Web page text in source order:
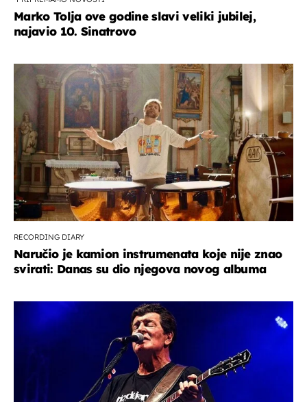
Marko Tolja ove godine slavi veliki jubilej,
najavio 10. Sinatrovo
RECORDING DIARY
Naručio je kamion instrumenata koje nije znao
svirati: Danas su dio njegova novog albuma